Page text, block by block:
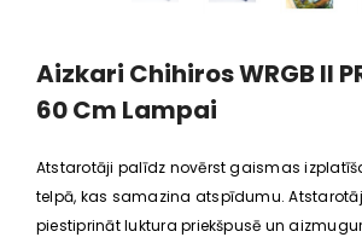
Aizkari Chihiros WRGB II
60 Cm Lampai
Atstarotāji palīdz novērst gaismas
telpā, kas samazina atspīdumu.
piestiprināt luktura priekšpusē un